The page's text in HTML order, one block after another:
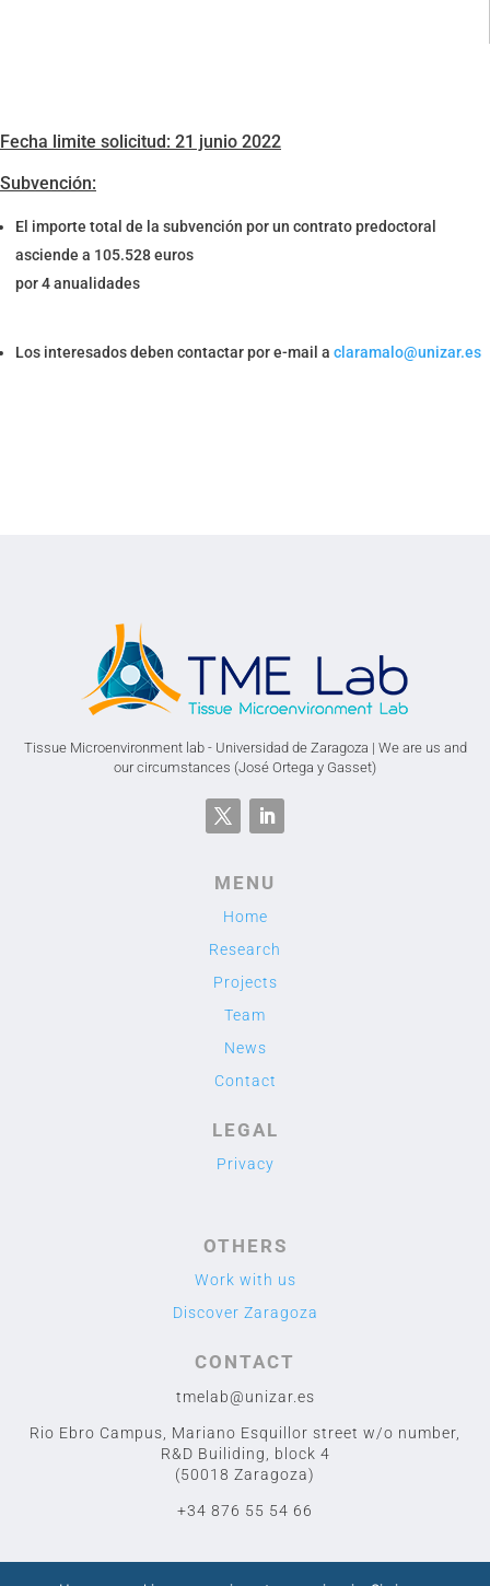
Fecha limite solicitud: 21 junio 2022
Subvención:
El importe total de la subvención por un contrato predoctoral
asciende a 105.528 euros
por 4 anualidades
Los interesados deben contactar por e-mail a claramalo@unizar.es
Tissue Microenvironment lab - Universidad de Zaragoza | We are us and
our circumstances (José Ortega y Gasset)
MENU
Home
Research
Projects
Team
News
Contact
LEGAL
Privacy
OTHERS
Work with us
Discover Zaragoza
CONTACT
tmelab@unizar.es
Rio Ebro Campus, Mariano Esquillor street w/o number,
R&D Builiding, block 4
(50018 Zaragoza)
+34 876 55 54 66